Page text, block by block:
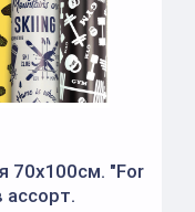
70x100см. "For
ассорт.